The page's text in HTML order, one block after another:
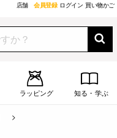
店舗 会員登録 ログイン 買い物かご
ラッピング 知る・学ぶ